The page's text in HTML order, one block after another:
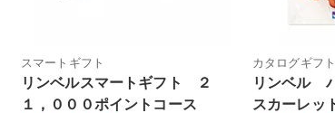
スマートギフト
リンベルスマートギフト ２
１，０００ポイントコース
カタログギフト
リンベル
スカーレッ